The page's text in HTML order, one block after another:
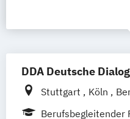
DDA Deutsche
Stuttgart Köln
Frankfurt a.M.
Berufsbegleitender